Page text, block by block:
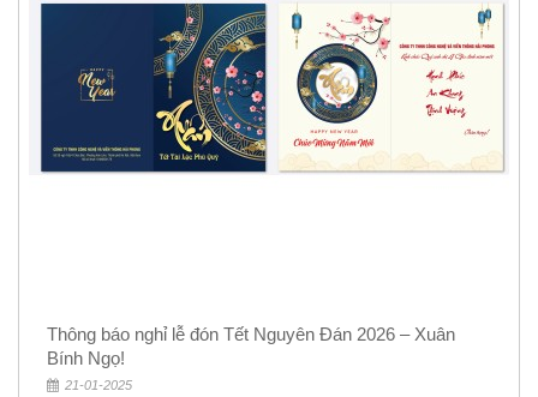
Thông báo nghỉ lễ đón Tết Nguyên Đán 2026 – Xuân
Bính Ngọ!
21-01-2025